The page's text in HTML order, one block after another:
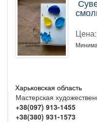
Цена:
Харьковская область
Мастерская
+38(097) 913-1455
+38(380) 931-1573